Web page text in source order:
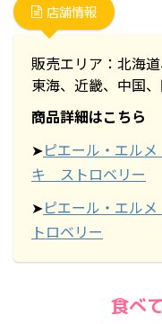
店舗情報
販売エリア：北海
東海、近畿、中国
商品詳細はこちら
➤ピエール・エル
キ ストロベリー
➤ピエール・エル
トロベリー
食べ